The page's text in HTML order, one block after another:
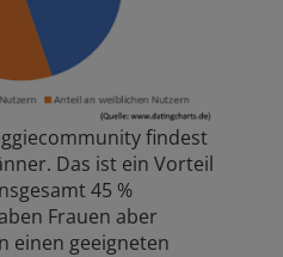
findest
Das ist ein Vorteil
45 %
Frauen aber
einen geeigneten